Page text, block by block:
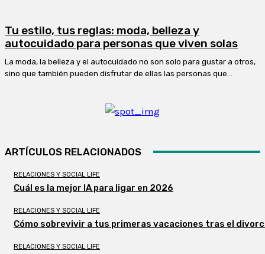
Tu estilo, tus reglas: moda, belleza y
autocuidado para personas que viven solas
La moda, la belleza y el autocuidado no son solo para gustar a otros,
sino que también pueden disfrutar de ellas las personas que...
ARTÍCULOS RELACIONADOS
RELACIONES Y SOCIAL LIFE
Cuál es la mejor IA para ligar en 2026
RELACIONES Y SOCIAL LIFE
Cómo sobrevivir a tus primeras vacaciones tras el
RELACIONES Y SOCIAL LIFE